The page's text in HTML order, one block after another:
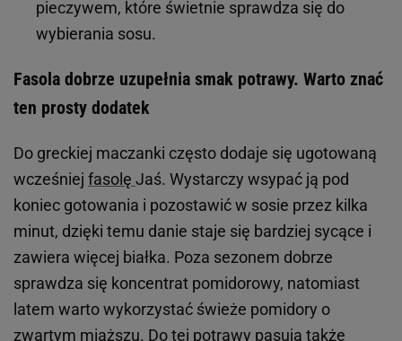
pieczywem, które świetnie sprawdza się do
wybierania sosu.
Fasola dobrze uzupełnia smak potrawy. Warto znać
ten prosty dodatek
Do greckiej maczanki często dodaje się ugotowaną
wcześniej fasolę Jaś. Wystarczy wsypać ją pod
koniec gotowania i pozostawić w sosie przez kilka
minut, dzięki temu danie staje się bardziej sycące i
zawiera więcej białka. Poza sezonem dobrze
sprawdza się koncentrat pomidorowy, natomiast
latem warto wykorzystać świeże pomidory o
zwartym miąższu. Do tej potrawy pasują także